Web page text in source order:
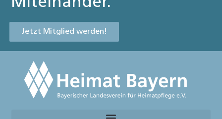
Jetzt Mitglied werden!